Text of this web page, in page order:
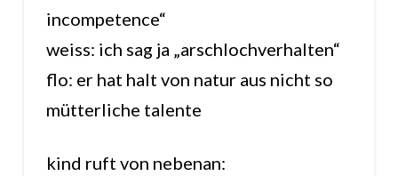
incompetence“
weiss: ich sag ja „arschlochverhalten“
flo: er hat halt von natur aus nicht so
mütterliche talente
kind ruft von nebenan: